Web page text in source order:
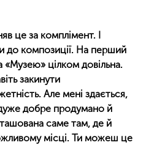
це за комплімент. І
до композиції. На перший
«Музею» цілком довільна.
закинути
Але мені здається,
добре продумано й
саме там, де й
місці. Ти можеш це